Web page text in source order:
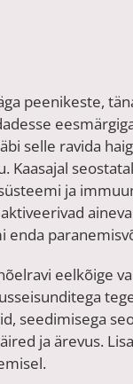
peenikeste,
selle ravida
Kaasajal
ja
enda
eelkõige
seedimisega
ja ärevus.